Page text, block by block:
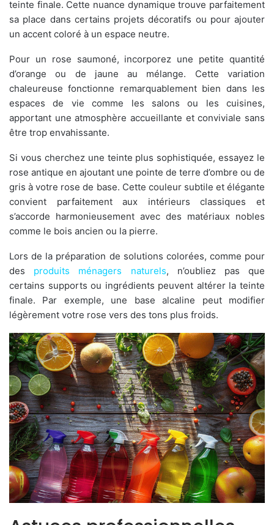
teinte finale. Cette nuance dynamique trouve parfaitement
sa place dans certains projets décoratifs ou pour ajouter
un accent coloré à un espace neutre.
Pour un rose saumoné, incorporez une petite quantité
d’orange ou de jaune au mélange. Cette variation
chaleureuse fonctionne remarquablement bien dans les
espaces de vie comme les salons ou les cuisines,
apportant une atmosphère accueillante et conviviale sans
être trop envahissante.
Si vous cherchez une teinte plus sophistiquée, essayez le
rose antique en ajoutant une pointe de terre d’ombre ou de
gris à votre rose de base. Cette couleur subtile et élégante
convient parfaitement aux intérieurs classiques et
s’accorde harmonieusement avec des matériaux nobles
comme le bois ancien ou la pierre.
Lors de la préparation de solutions colorées, comme pour
des produits ménagers naturels, n’oubliez pas que
certains supports ou ingrédients peuvent altérer la teinte
finale. Par exemple, une base alcaline peut modifier
légèrement votre rose vers des tons plus froids.